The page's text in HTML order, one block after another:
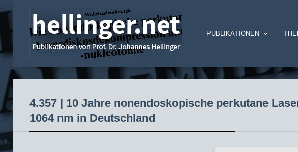
PUBLIKATIONEN
4.357 | 10 Jahre nonendoskopische perkutane
1064 nm in Deutschland